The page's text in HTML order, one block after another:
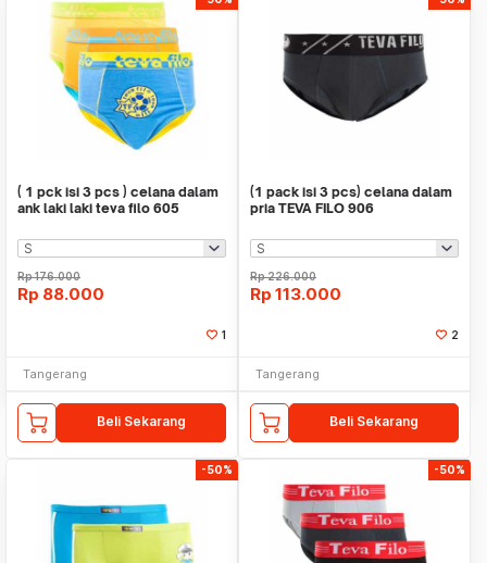
( 1 pck isi 3 pcs ) celana dalam
ank laki laki teva filo 605
Rp176.000
Rp 88.000
1
Tangerang
Beli Sekarang
(1 pack isi 3 pcs) celana dalam
pria TEVA FILO 906
Rp226.000
Rp 113.000
2
Tangerang
Beli Sekarang
-50% -50%